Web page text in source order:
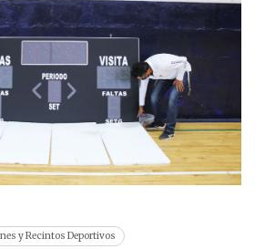
y Recintos Deportivos